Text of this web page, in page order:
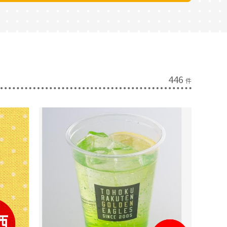
446 件